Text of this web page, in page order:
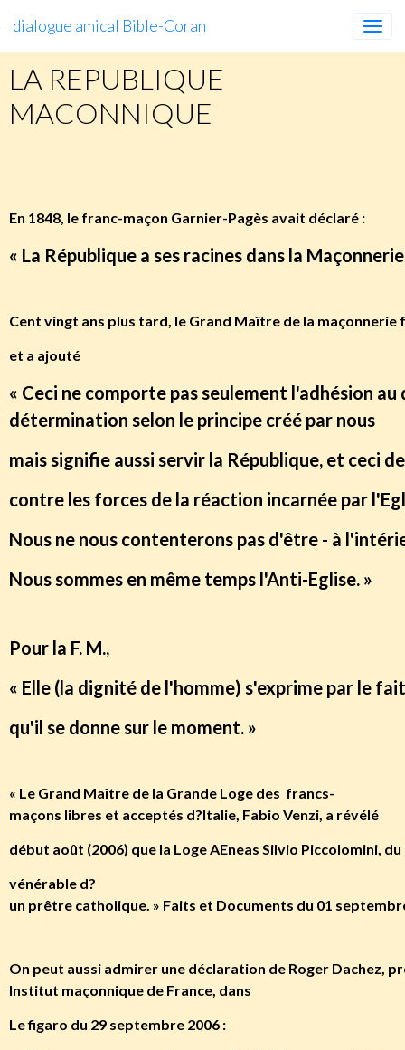
dialogue amical Bible-Coran
LA REPUBLIQUE
MACONNIQUE
En 1848, le franc-maçon Garnier-Pagès avait déclaré :
« La République a ses racines dans la
Cent vingt ans plus tard, le Grand Maître de la
et a ajouté
« Ceci ne comporte pas seulement l'adhésion
détermination selon le principe créé par nous
mais signifie aussi servir la République, et ceci
contre les forces de la réaction incarnée par
Nous ne nous contenterons pas d'être - à
Nous sommes en même temps l'Anti-Eglise. »
Pour la F. M.,
« Elle (la dignité de l'homme) s'exprime par le
qu'il se donne sur le moment. »
« Le Grand Maître de la Grande Loge des francs-
maçons libres et acceptés d?Italie, Fabio Venzi, a révélé
début août (2006) que la Loge AEneas Silvio Piccolomini,
vénérable d?
un prêtre catholique. » Faits et Documents du 01
On peut aussi admirer une déclaration de Roger Dachez,
Institut maçonnique de France, dans
Le figaro du 29 septembre 2006 :